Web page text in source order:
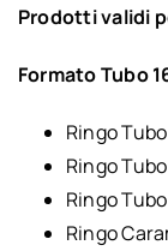
Prodotti validi
Formato Tubo
Ringo
Ringo
Ringo
Ringo